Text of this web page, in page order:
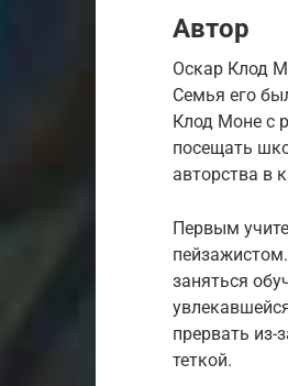
Автор
Оскар Клод
Семья его
Клод Моне с
посещать
авторства в
Первым
заняться
прервать
теткой.